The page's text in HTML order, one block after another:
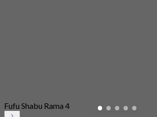
Fufu Shabu Rama 4